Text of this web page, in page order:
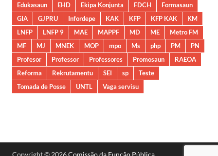
Edukasaun
EHD Ekipa Konjunta FDCH
Formasaun
GIA
GJPRU Infordepe KAK KFP KFP KAK
KM
LNFP
LNFP 9 MAE MAPPF MD ME
Metro FM
MF
MJ MNEK MOP mpo Ms php PM
PN
Profesor
Professor Professores Promosaun
RAEOA
Reforma
Rekrutamentu SEI sp
Teste
Tomada de Posse
UNTL Vaga servisu
Copyright © 2026Comissão da Função Pública